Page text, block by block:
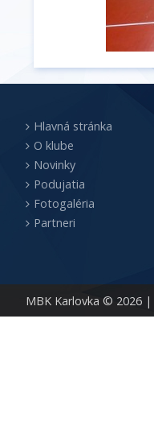
MBK Karlovka © 2026 |
Hlavná stránka
O klube
Novinky
Podujatia
Fotogaléria
Partneri